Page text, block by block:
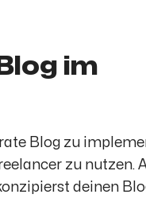
im
Blog zu
zu nutzen.
deinen